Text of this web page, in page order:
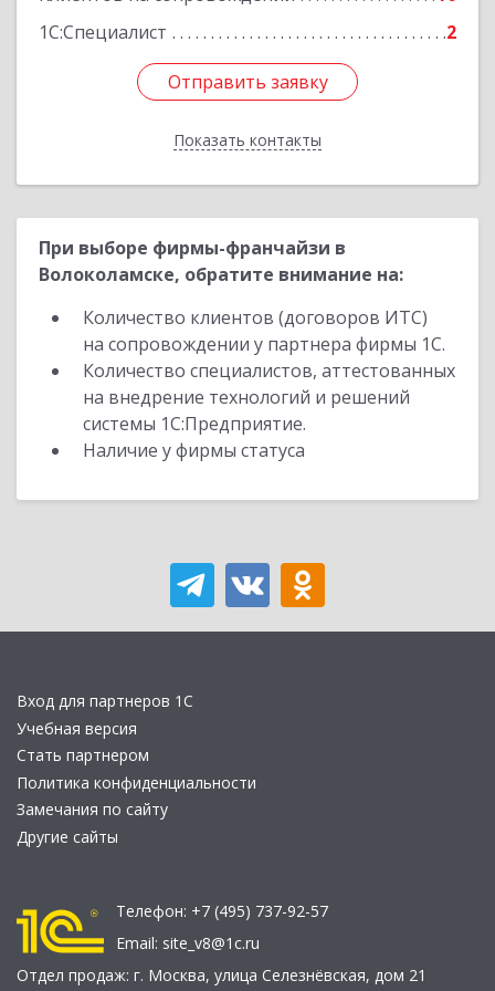
1С:Специалист
2
Отправить заявку
Показать контакты
Отправить заявку
Назад
При выборе фирмы-франчайзи в
Волоколамске, обратите внимание на:
Количество клиентов (договоров ИТС)
на сопровождении у партнера фирмы 1С.
Количество специалистов, аттестованных
на внедрение технологий и решений
системы 1С:Предприятие.
Наличие у фирмы статуса
Вход для партнеров 1С
Учебная версия
Стать партнером
Политика конфиденциальности
Замечания по сайту
Другие сайты
Телефон: +7 (495) 737-92-57
Email: site_v8@1c.ru
Отдел продаж: г. Москва, улица Селезнёвская, дом 21